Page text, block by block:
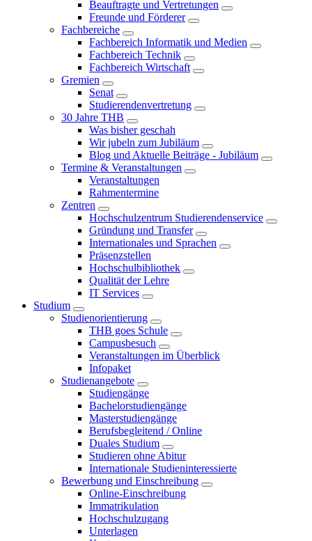
Beauftragte und Vertretungen
Freunde und Förderer
Fachbereiche
Fachbereich Informatik und Medien
Fachbereich Technik
Fachbereich Wirtschaft
Gremien
Senat
Studierendenvertretung
30 Jahre THB
Was bisher geschah
Wir jubeln zum Jubiläum
Blog und Aktuelle Beiträge - Jubiläum
Termine & Veranstaltungen
Veranstaltungen
Rahmentermine
Zentren
Hochschulzentrum Studierendenservice
Gründung und Transfer
Internationales und Sprachen
Präsenzstellen
Hochschulbibliothek
Qualität der Lehre
IT Services
Studium
Studienorientierung
THB goes Schule
Campusbesuch
Veranstaltungen im Überblick
Infopaket
Studienangebote
Studiengänge
Bachelorstudiengänge
Masterstudiengänge
Berufsbegleitend / Online
Duales Studium
Studieren ohne Abitur
Internationale Studieninteressierte
Bewerbung und Einschreibung
Online-Einschreibung
Immatrikulation
Hochschulzugang
Unterlagen